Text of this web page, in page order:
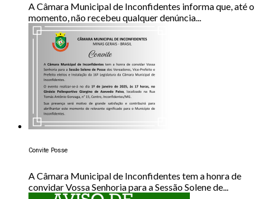
A Câmara Municipal de Inconfidentes informa que, até o
momento, não recebeu qualquer denúncia...
Convite Posse
A Câmara Municipal de Inconfidentes tem a honra de
convidar Vossa Senhoria para a Sessão Solene de...